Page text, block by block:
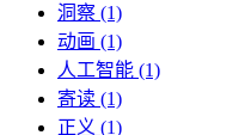
洞察 (1)
动画 (1)
人工智能 (1)
寄读 (1)
正义 (1)